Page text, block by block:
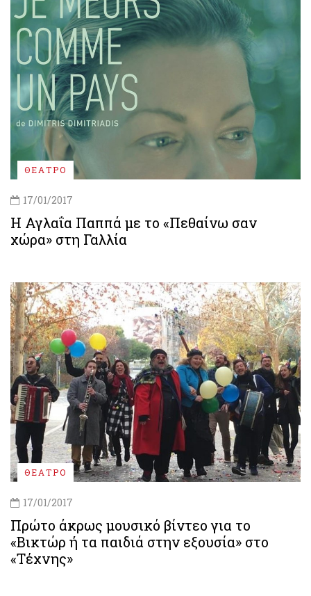
ΘΕΑΤΡΟ
17/01/2017
Η Αγλαΐα Παππά με το «Πεθαίνω σαν
χώρα» στη Γαλλία
ΘΕΑΤΡΟ
17/01/2017
Πρώτο άκρως μουσικό βίντεο για το
«Βικτώρ ή τα παιδιά στην εξουσία» στο
«Τέχνης»